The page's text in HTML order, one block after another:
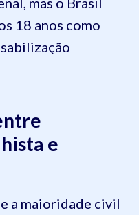
18 anos como
e
a maioridade civil